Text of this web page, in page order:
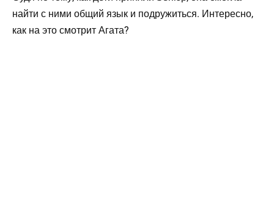
найти с ними общий язык и подружиться. Интересно,
как на это смотрит Агата?